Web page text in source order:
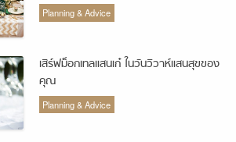
Planning & Advice
เสิร์ฟม็อกเทลแสนเก๋ ในวันวิวาห์แสนสุขของ
คุณ
Planning & Advice